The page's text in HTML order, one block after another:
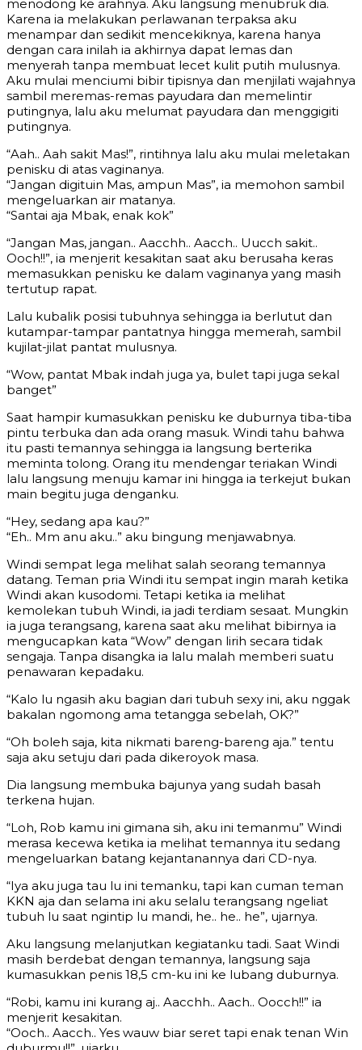
menodong ke arahnya. Aku langsung menubruk dia.
Karena ia melakukan perlawanan terpaksa aku
menampar dan sedikit mencekiknya, karena hanya
dengan cara inilah ia akhirnya dapat lemas dan
menyerah tanpa membuat lecet kulit putih mulusnya.
Aku mulai menciumi bibir tipisnya dan menjilati wajahnya
sambil meremas-remas payudara dan memelintir
putingnya, lalu aku melumat payudara dan menggigiti
putingnya.
“Aah.. Aah sakit Mas!”, rintihnya lalu aku mulai meletakan
penisku di atas vaginanya.
“Jangan digituin Mas, ampun Mas”, ia memohon sambil
mengeluarkan air matanya.
“Santai aja Mbak, enak kok”
“Jangan Mas, jangan.. Aacchh.. Aacch.. Uucch sakit..
Ooch!!”, ia menjerit kesakitan saat aku berusaha keras
memasukkan penisku ke dalam vaginanya yang masih
tertutup rapat.
Lalu kubalik posisi tubuhnya sehingga ia berlutut dan
kutampar-tampar pantatnya hingga memerah, sambil
kujilat-jilat pantat mulusnya.
“Wow, pantat Mbak indah juga ya, bulet tapi juga sekal
banget”
Saat hampir kumasukkan penisku ke duburnya tiba-tiba
pintu terbuka dan ada orang masuk. Windi tahu bahwa
itu pasti temannya sehingga ia langsung berterika
meminta tolong. Orang itu mendengar teriakan Windi
lalu langsung menuju kamar ini hingga ia terkejut bukan
main begitu juga denganku.
“Hey, sedang apa kau?”
“Eh.. Mm anu aku..” aku bingung menjawabnya.
Windi sempat lega melihat salah seorang temannya
datang. Teman pria Windi itu sempat ingin marah ketika
Windi akan kusodomi. Tetapi ketika ia melihat
kemolekan tubuh Windi, ia jadi terdiam sesaat. Mungkin
ia juga terangsang, karena saat aku melihat bibirnya ia
mengucapkan kata “Wow” dengan lirih secara tidak
sengaja. Tanpa disangka ia lalu malah memberi suatu
penawaran kepadaku.
“Kalo lu ngasih aku bagian dari tubuh sexy ini, aku nggak
bakalan ngomong ama tetangga sebelah, OK?”
“Oh boleh saja, kita nikmati bareng-bareng aja.” tentu
saja aku setuju dari pada dikeroyok masa.
Dia langsung membuka bajunya yang sudah basah
terkena hujan.
“Loh, Rob kamu ini gimana sih, aku ini temanmu” Windi
merasa kecewa ketika ia melihat temannya itu sedang
mengeluarkan batang kejantanannya dari CD-nya.
“Iya aku juga tau lu ini temanku, tapi kan cuman teman
KKN aja dan selama ini aku selalu terangsang ngeliat
tubuh lu saat ngintip lu mandi, he.. he.. he”, ujarnya.
Aku langsung melanjutkan kegiatanku tadi. Saat Windi
masih berdebat dengan temannya, langsung saja
kumasukkan penis 18,5 cm-ku ini ke lubang duburnya.
“Robi, kamu ini kurang aj.. Aacchh.. Aach.. Oocch!!” ia
menjerit kesakitan.
“Ooch.. Aacch.. Yes wauw biar seret tapi enak tenan Win